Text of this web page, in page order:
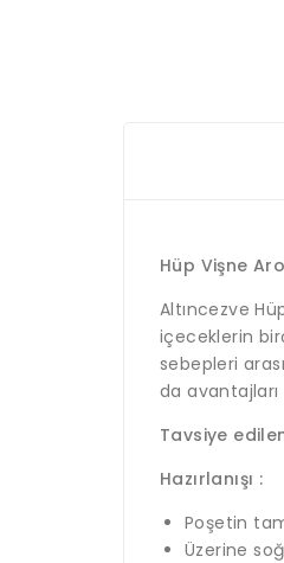
Hüp Vişne
Altıncezve
içeceklerin
sebepleri
da
Tavsiye
Hazırlanışı :
Poşetin
Üzerine